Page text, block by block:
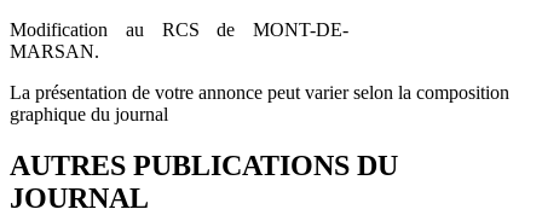
Modification au RCS de MONT-DE-
MARSAN.
La présentation de votre annonce peut varier selon la composition
graphique du journal
AUTRES PUBLICATIONS DU
JOURNAL